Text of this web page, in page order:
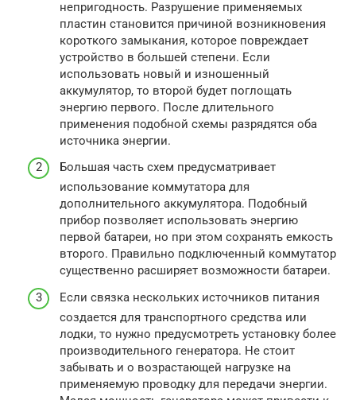
непригодность. Разрушение применяемых
пластин становится причиной возникновения
короткого замыкания, которое повреждает
устройство в большей степени. Если
использовать новый и изношенный
аккумулятор, то второй будет поглощать
энергию первого. После длительного
применения подобной схемы разрядятся оба
источника энергии.
Большая часть схем предусматривает
использование коммутатора для
дополнительного аккумулятора. Подобный
прибор позволяет использовать энергию
первой батареи, но при этом сохранять емкость
второго. Правильно подключенный коммутатор
существенно расширяет возможности батареи.
Если связка нескольких источников питания
создается для транспортного средства или
лодки, то нужно предусмотреть установку более
производительного генератора. Не стоит
забывать и о возрастающей нагрузке на
применяемую проводку для передачи энергии.